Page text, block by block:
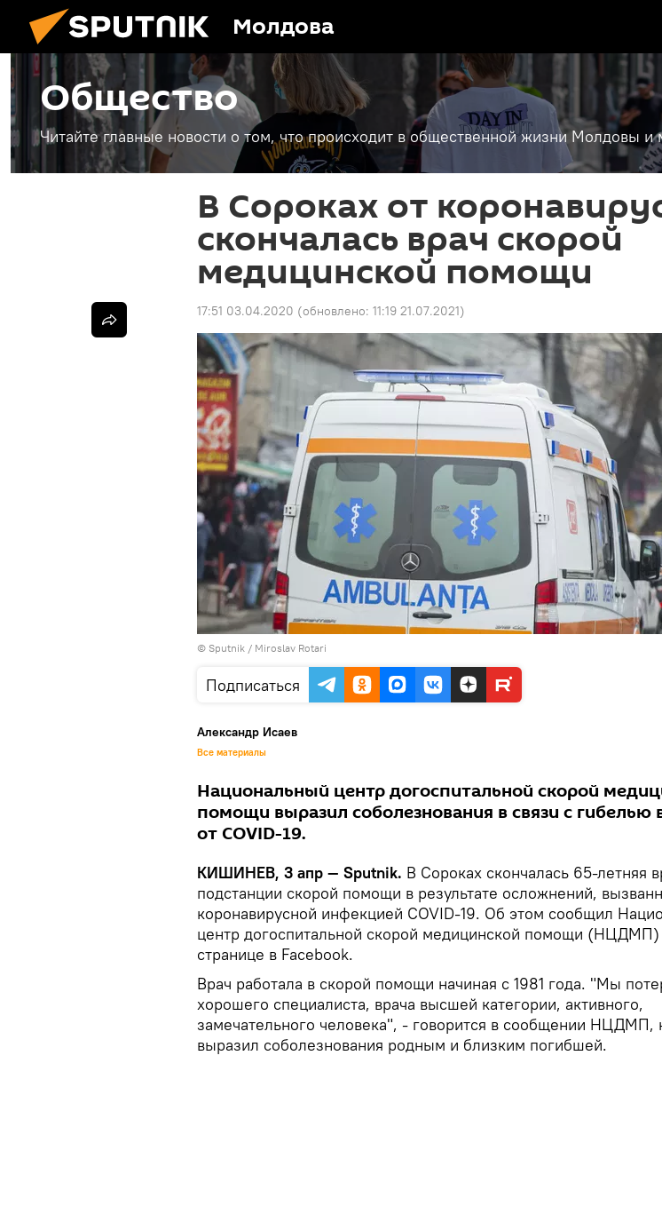
Молдова
Общество
Читайте главные новости о том, что происходит в общественной жизни Молдовы и
В Сороках от
скончалась врач скорой
медицинской помощи
17:51 03.04.2020 (обновлено: 11:19 21.07.2021)
© Sputnik / Miroslav Rotari
Подписаться
Александр Исаев
Все материалы
Национальный центр догоспитальной скорой
помощи выразил соболезнования в связи с гибелью
от COVID-19.
КИШИНЕВ, 3 апр — Sputnik. В Сороках скончалась 65-летняя
подстанции скорой помощи в результате осложнений,
коронавирусной инфекцией COVID-19. Об этом сообщил
центр догоспитальной скорой медицинской помощи (НЦДМП)
странице в Facebook.
Врач работала в скорой помощи начиная с 1981 года. "Мы
хорошего специалиста, врача высшей категории, активного,
замечательного человека", - говорится в сообщении НЦДМП,
выразил соболезнования родным и близким погибшей.